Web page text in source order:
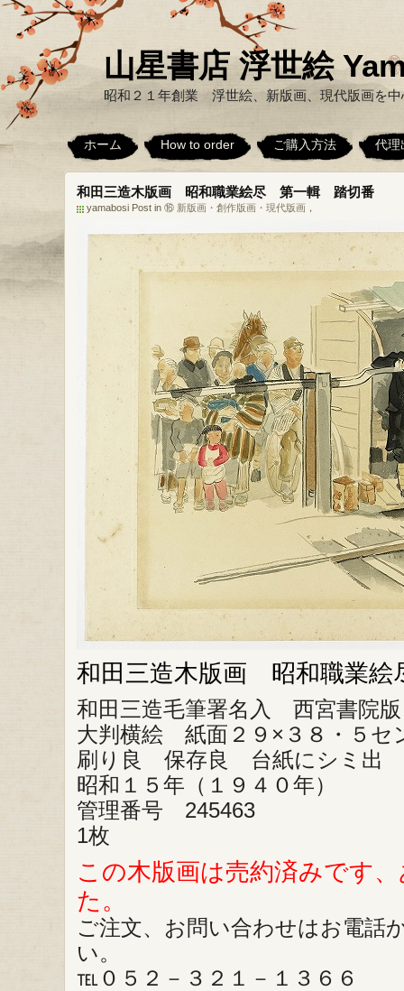
山星書店 浮世絵
昭和２１年創業 浮世絵、新版画、現代版画を
ホーム How to order ご購入方法 代理
和田三造木版画 昭和職業絵尽 第一輯 踏切番
yamabosi Post in ⑯ 新版画・創作版画・現代版画 ，
和田三造木版画 昭和職業
和田三造毛筆署名入 西宮書院版
大判横絵 紙面２９×３８・５
刷り良 保存良 台紙にシミ出
昭和１５年（１９４０年）
管理番号 245463
1枚
この木版画は売約済みです
た。
ご注文、お問い合わせはお電話
い。
℡０５２－３２１－１３６６